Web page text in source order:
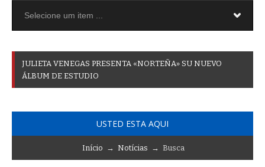
JULIETA VENEGAS PRESENTA «NORTEÑA» SU NUEVO
ÁLBUM DE ESTUDIO
USTED ESTA AQUI
Início → Notícias → Busca